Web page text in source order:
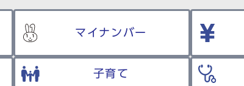
マイナンバー
子育て